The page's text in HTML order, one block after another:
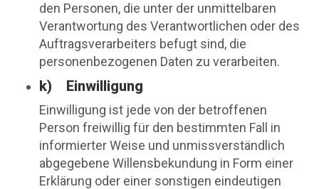
den Personen, die unter der unmittelbaren
Verantwortung des Verantwortlichen oder des
Auftragsverarbeiters befugt sind, die
personenbezogenen Daten zu verarbeiten.
k) Einwilligung
Einwilligung ist jede von der betroffenen
Person freiwillig für den bestimmten Fall in
informierter Weise und unmissverständlich
abgegebene Willensbekundung in Form einer
Erklärung oder einer sonstigen eindeutigen